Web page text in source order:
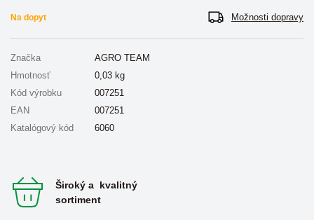
Na dopyt Možnosti dopravy
Značka
AGRO TEAM
Hmotnosť
0,03 kg
Kód výrobku
007251
EAN
007251
Katalógový kód
6060
Široký a kvalitný
sortiment